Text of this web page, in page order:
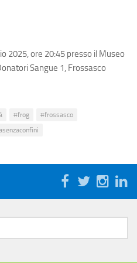
2025, ore 20:45 presso il Museo
Sangue 1, Frossasco
#frog
#frossasco